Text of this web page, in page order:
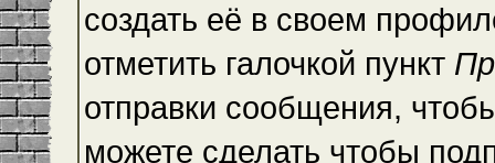
создать её в своем
отметить галочкой пункт
отправки сообщения,
можете сделать чтобы